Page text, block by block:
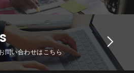
問い合わせはこちら